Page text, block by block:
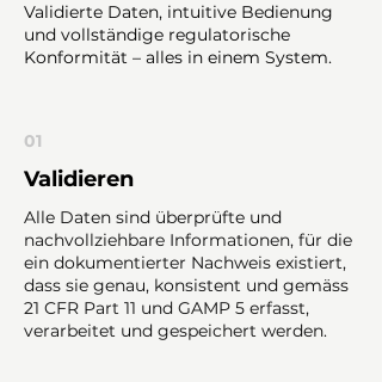
Validierte Daten, intuitive Bedienung
und vollständige regulatorische
Konformität – alles in einem System.
01
Validieren
Alle Daten sind überprüfte und
nachvollziehbare Informationen, für die
ein dokumentierter Nachweis existiert,
dass sie genau, konsistent und gemäss
21 CFR Part 11 und GAMP 5 erfasst,
verarbeitet und gespeichert werden.